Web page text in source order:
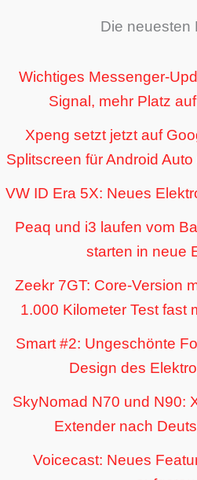
Die neuesten
Wichtiges Messenger-
Signal, mehr Platz
Xpeng setzt jetzt auf
Splitscreen für Android
VW ID Era 5X: Neues
Peaq und i3 laufen vom
starten in neue
Zeekr 7GT: Core-Version
1.000 Kilometer Test fast
Smart #2: Ungeschönte
Design des
SkyNomad N70 und N90:
Extender nach
Voicecast: Neues